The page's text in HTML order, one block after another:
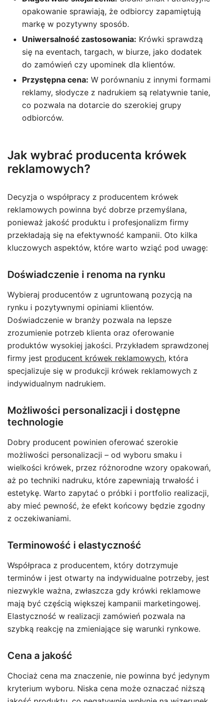
opakowanie sprawiają, że odbiorcy zapamiętują
markę w pozytywny sposób.
Uniwersalność zastosowania: Krówki sprawdzą
się na eventach, targach, w biurze, jako dodatek
do zamówień czy upominek dla klientów.
Przystępna cena: W porównaniu z innymi formami
reklamy, słodycze z nadrukiem są relatywnie tanie,
co pozwala na dotarcie do szerokiej grupy
odbiorców.
Jak wybrać producenta krówek
reklamowych?
Decyzja o współpracy z producentem krówek
reklamowych powinna być dobrze przemyślana,
ponieważ jakość produktu i profesjonalizm firmy
przekładają się na efektywność kampanii. Oto kilka
kluczowych aspektów, które warto wziąć pod uwagę:
Doświadczenie i renoma na rynku
Wybieraj producentów z ugruntowaną pozycją na
rynku i pozytywnymi opiniami klientów.
Doświadczenie w branży pozwala na lepsze
zrozumienie potrzeb klienta oraz oferowanie
produktów wysokiej jakości. Przykładem sprawdzonej
firmy jest producent krówek reklamowych, która
specjalizuje się w produkcji krówek reklamowych z
indywidualnym nadrukiem.
Możliwości personalizacji i dostępne
technologie
Dobry producent powinien oferować szerokie
możliwości personalizacji – od wyboru smaku i
wielkości krówek, przez różnorodne wzory opakowań,
aż po techniki nadruku, które zapewniają trwałość i
estetykę. Warto zapytać o próbki i portfolio realizacji,
aby mieć pewność, że efekt końcowy będzie zgodny
z oczekiwaniami.
Terminowość i elastyczność
Współpraca z producentem, który dotrzymuje
terminów i jest otwarty na indywidualne potrzeby, jest
niezwykle ważna, zwłaszcza gdy krówki reklamowe
mają być częścią większej kampanii marketingowej.
Elastyczność w realizacji zamówień pozwala na
szybką reakcję na zmieniające się warunki rynkowe.
Cena a jakość
Chociaż cena ma znaczenie, nie powinna być jedynym
kryterium wyboru. Niska cena może oznaczać niższą